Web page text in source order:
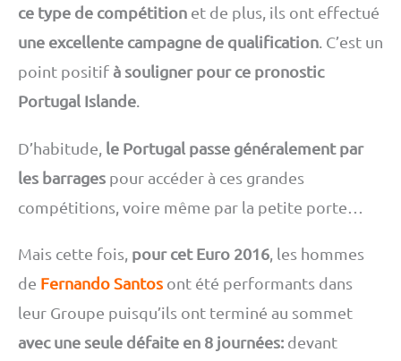
ce type de compétition et de plus, ils ont effectué
une excellente campagne de qualification . C’est un
point positifà souligner pour ce pronostic
Portugal Islande
D’habitude, le Portugal passe généralement par
les barrages pour accéder à ces grandes
compétitions, voire même par la petite porte…
Mais cette fois, pour cet Euro 2016, les hommes
de Fernando Santos ont été performants dans
leur Groupe puisqu’ils ont terminé au sommet
avec une seule défaite en 8 journées: devant